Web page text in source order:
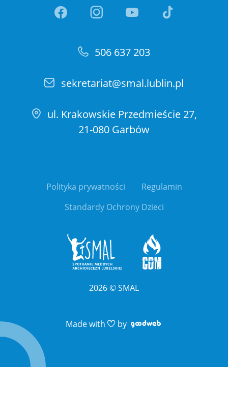
Link otwiera sie w nowej
Link otwiera sie w
Link otwiera
506 637 203
sekretariat@smal.lublin.pl
ul. Krakowskie Przedmieście 27,
21-080 Garbów
Polityka prywatności
Regulamin
Standardy Ochrony Dzieci
2026©SMAL
Made with by